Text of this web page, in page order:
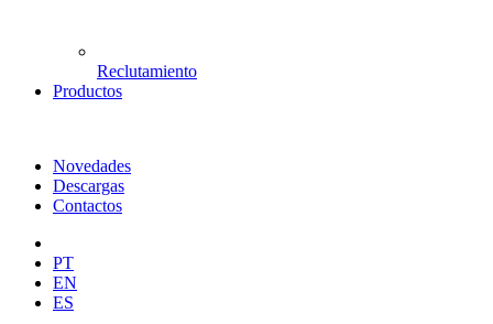
Reclutamiento
Productos
Novedades
Descargas
Contactos
PT
EN
ES